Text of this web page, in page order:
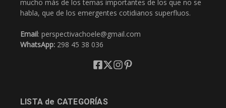
mucho más de los temas importantes de los que no se
habla, que de los emergentes cotidianos superfluos.
Email: perspectivachoele@gmail.com
WhatsApp: 298 45 38 036
LISTA de CATEGORÍAS